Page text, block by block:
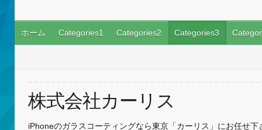
ホーム Categories1 Categories2 Categories3
株式会社カーリス
iPhoneのガラスコーティングなら東京「カーリス」にお任せ